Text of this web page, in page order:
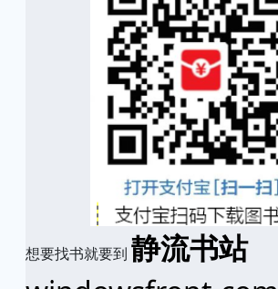
想要找书就要到 静流书站